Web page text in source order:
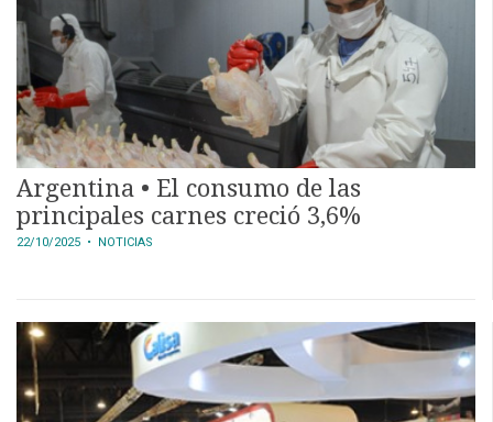
Argentina • El consumo de las
principales carnes creció 3,6%
22/10/2025 • NOTICIAS